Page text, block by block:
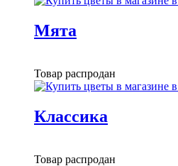
Мята
Товар распродан
Классика
Товар распродан